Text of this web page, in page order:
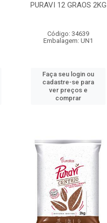
PURAVI 12 GRAOS 2KG
Código: 34639
Embalagem: UN1
Faça seu login ou
cadastre-se para
ver preços e
comprar